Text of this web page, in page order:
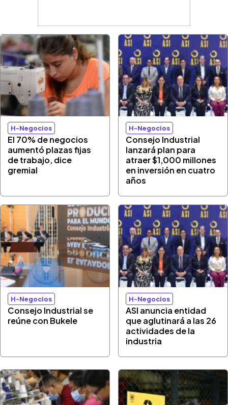
H-Negocios
El 70% de negocios
aumentó plazas fijas
de trabajo, dice
gremial
H-Negocios
Consejo Industrial
lanzará plan para
atraer $1,000 millones
en inversión en cuatro
años
H-Negocios
Consejo Industrial se
reúne con Bukele
H-Negocios
ASI anuncia entidad
que aglutinará a las 26
actividades de la
industria